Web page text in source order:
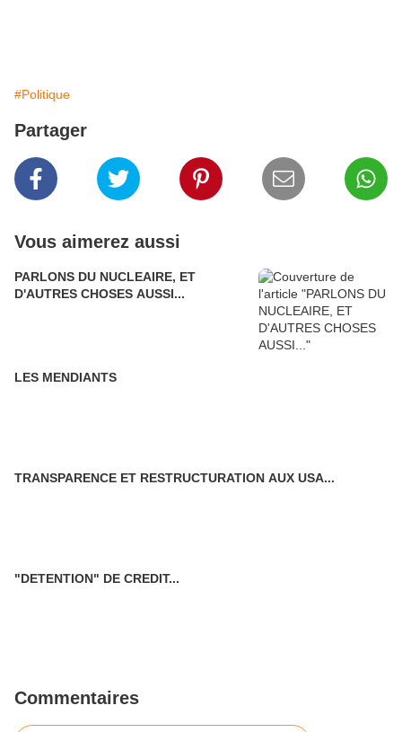
#Politique
Partager
Vous aimerez aussi
PARLONS DU NUCLEAIRE, ET
D'AUTRES CHOSES AUSSI...
LES MENDIANTS
TRANSPARENCE ET RESTRUCTURATION AUX USA...
"DETENTION" DE CREDIT...
Commentaires